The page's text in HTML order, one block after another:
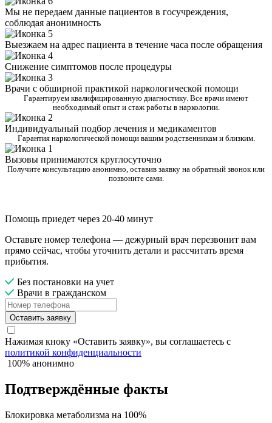
Мы не передаем данные пациентов в госучреждения,
соблюдая анонимность
Выезжаем на адрес пациента в течение часа после обращения
Снижение симптомов после процедуры
Врачи с обширной практикой наркологической помощи
Гарантируем квалифицированную диагностику. Все врачи имеют
необходимый опыт и стаж работы в наркологии.
Индивидуальный подбор лечения и медикаментов
Гарантия наркологической помощи вашим родственникам и близким.
Вызовы принимаются круглосуточно
Получите консультацию анонимно, оставив заявку на обратный звонок или
позвоните сами.
Помощь приедет через 20-40 минут
Оставьте номер телефона — дежурный врач перезвонит вам
прямо сейчас, чтобы уточнить детали и рассчитать время
прибытия.
Без постановки на учет
Врачи в гражданском
Оставить заявку
Нажимая кноку «Оставить заявку», вы соглашаетесь с
политикой конфиденциальности
100% анонимно
Подтверждённые факты
Блокировка метаболизма на 100%